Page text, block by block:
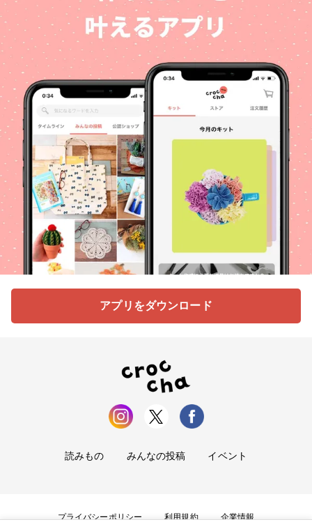
アプリをダウンロード
読みもの みんなの投稿 イベント
プライバシーポリシー 利用規約 企業情報